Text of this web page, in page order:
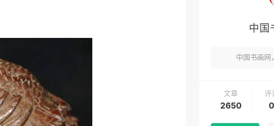
中国
中国书画网
文章
2650
评
0